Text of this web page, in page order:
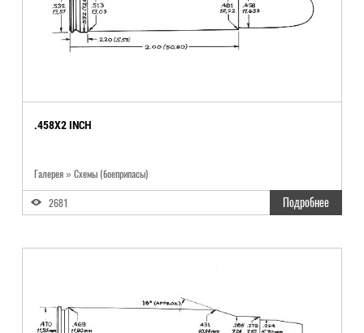
.458X2 INCH
Галерея » Схемы (боеприпасы)
2681 Подробнее